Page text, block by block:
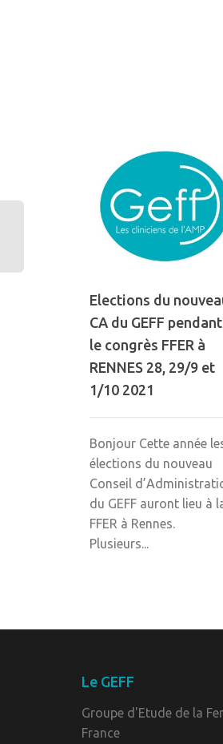
Elections du
CA du GEFF pendant
le congrès FFER à
RENNES 28, 29/9 et
1/10 2021
Bonjour Cette année
élections du nouveau
Conseil
du GEFF auront lieu à
FFER à Rennes.
Plusieurs...
Le GEFF
Groupe d'Etude de la
France